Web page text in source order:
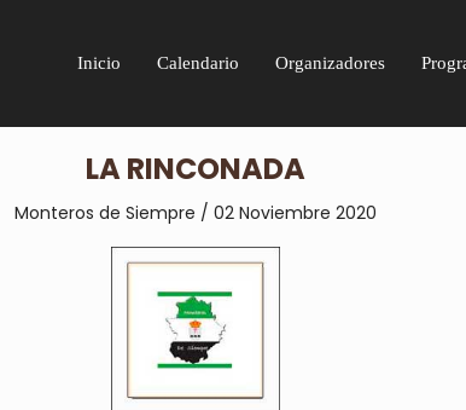
Inicio Calendario Organizadores
LA RINCONADA
Monteros de Siempre / 02 Noviembre 2020